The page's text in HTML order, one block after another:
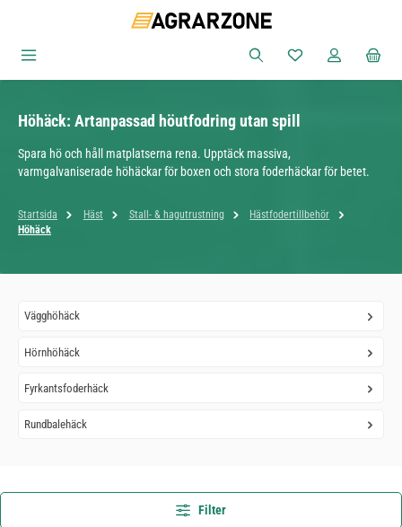
Du har 0 objekt i
Höhäck: Artanpassad höutfodring utan spill
Spara hö och håll matplatserna rena. Upptäck massiva,
varmgalvaniserade höhäckar för boxen och stora foderhäckar för betet.
Startsida Häst Stall- & hagutrustning
Hästfodertillbehör
Höhäck
Vägghöhäck
Hörnhöhäck
Fyrkantsfoderhäck
Rundbalehäck
Filter